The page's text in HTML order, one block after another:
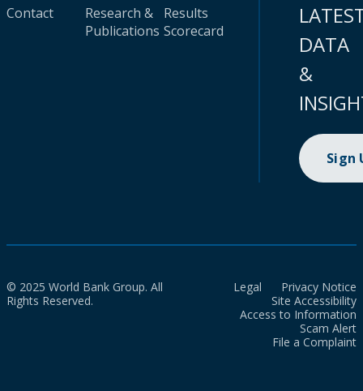
Contact
Research &
Publications
Results
Scorecard
DATA
&
Sign
© 2025 World Bank Group. All
Rights Reserved.
Legal
Privacy Notice
Site Accessibility
Access to Information
Scam Alert
File a Complaint